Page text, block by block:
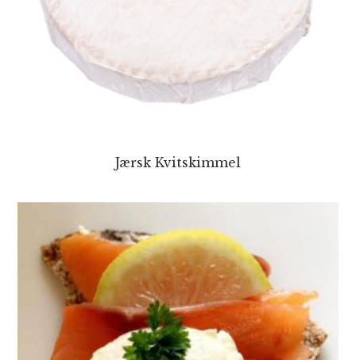
Jærsk Kvitskimmel